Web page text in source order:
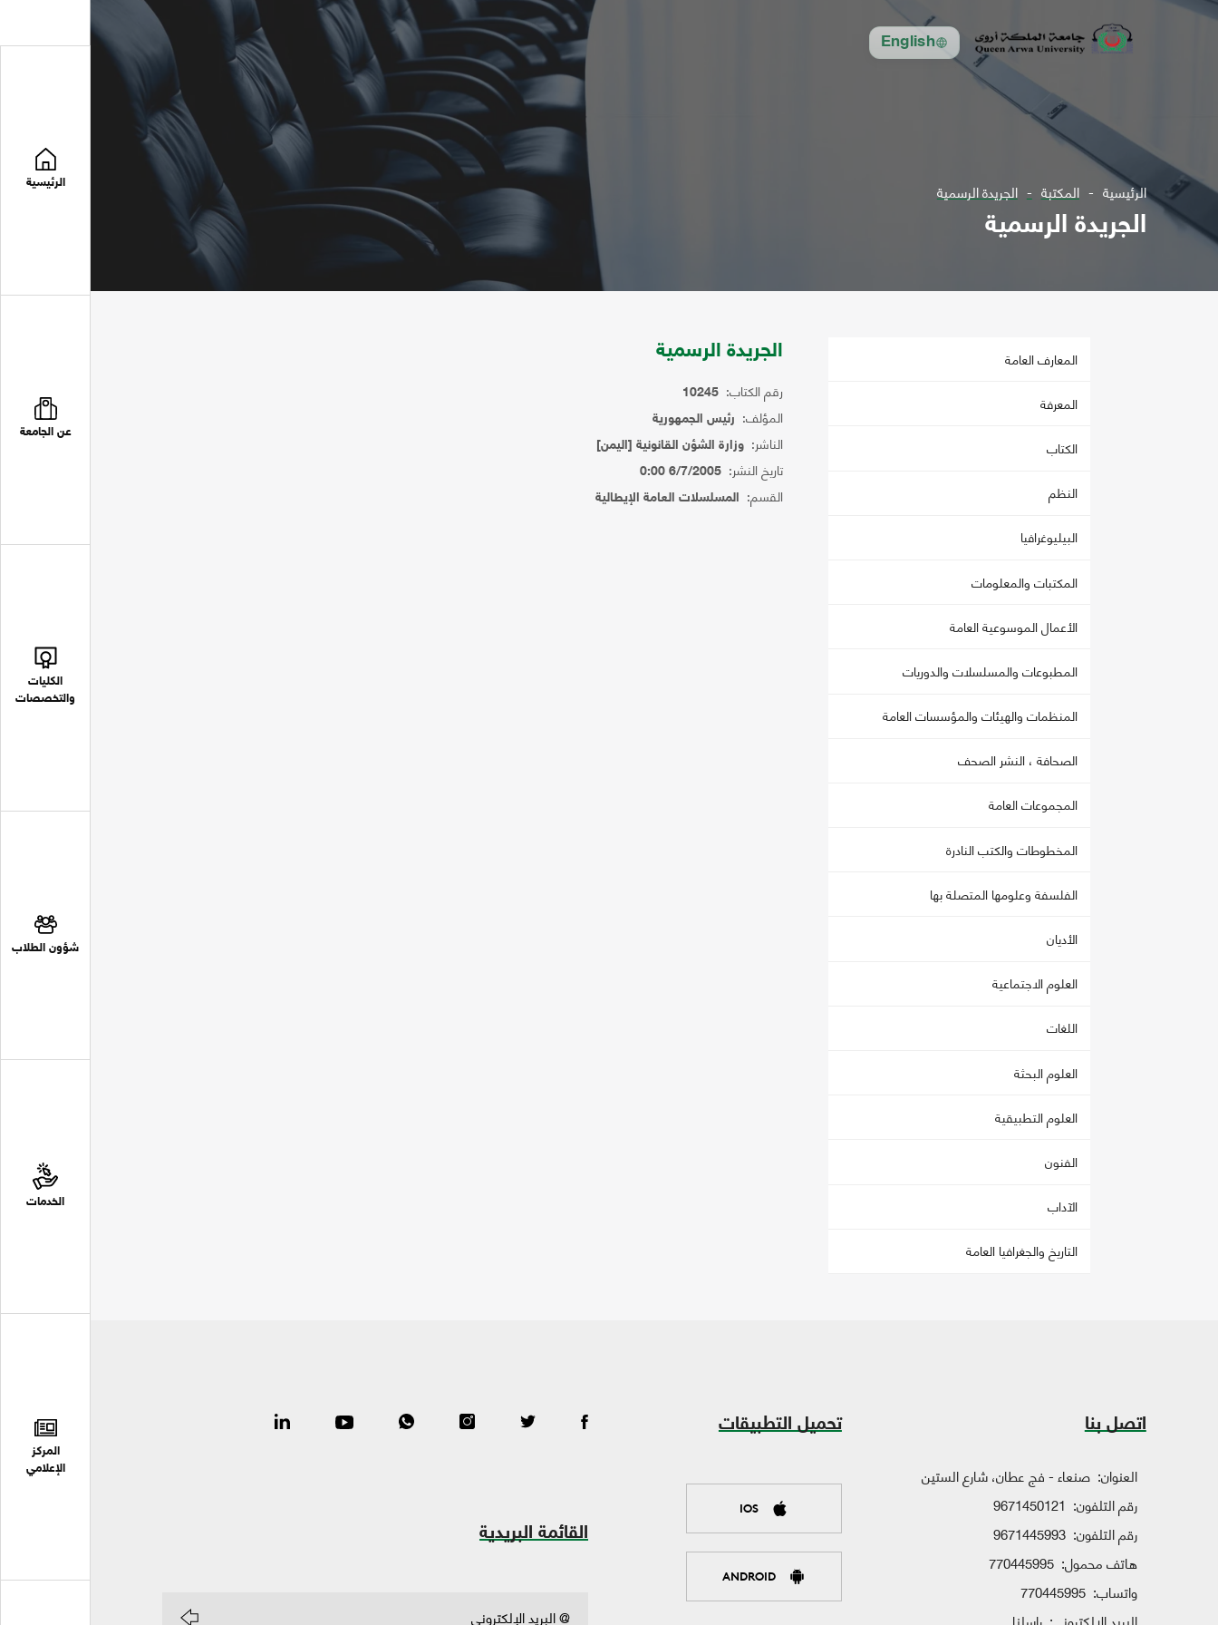
English
الرئيسية
عن الجامعة
الكليات
والتخصصات
شؤون الطلاب
الخدمات
المركز
الإعلامي
الرئيسية المكتبة الجريدة الرسمية
الجريدة الرسمية
المعارف العامة
المعرفة
الكتاب
النظم
البيليوغرافيا
المكتبات والمعلومات
الأعمال الموسوعية العامة
المطبوعات والمسلسلات والدوريات
المنظمات والهيئات والمؤسسات العامة
الصحافة ، النشر الصحف
المجموعات العامة
المخطوطات والكتب النادرة
الفلسفة وعلومها المتصلة بها
الأديان
العلوم الاجتماعية
اللغات
العلوم البحثة
العلوم التطبيقية
الفنون
الآداب
التاريخ والجغرافيا العامة
الجريدة الرسمية
رقم الكتاب: 10245
المؤلف: رئيس الجمهورية
الناشر: وزارة الشؤن القانونية [اليمن]
تاريخ النشر: 6/7/2005 0:00
القسم: المسلسلات العامة الإيطالية
اتصل بنا
العنوان: صنعاء - فج عطان، شارع الستين
رقم التلفون: 9671450121
رقم التلفون: 9671445993
هاتف محمول: 770445995
واتساب: 770445995
تحميل التطبيقات
IOS
ANDROID
القائمة البريدية